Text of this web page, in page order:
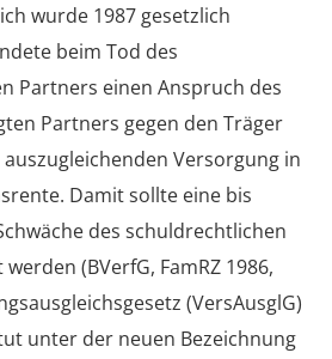
wurde 1987 gesetzlich
beim Tod des
Partners einen Anspruch des
Partners gegen den Träger
Versorgung in
Damit sollte eine bis
des schuldrechtlichen
(BVerfG, FamRZ 1986,
(VersAusglG)
unter der neuen Bezeichnung